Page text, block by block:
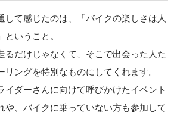
して感じたのは、「バイクの楽しさは人
ということ。
るだけじゃなくて、そこで出会った人た
リングを特別なものにしてくれます。
イダーさんに向けて呼びかけたイベント
や、バイクに乗っていない方も参加して